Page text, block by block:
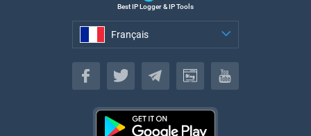
Best IP Logger & IP Tools
Français
Français